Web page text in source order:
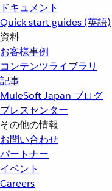
ドキュメント
Quick start guides (英語)
資料
お客様事例
コンテンツライブラリ
記事
MuleSoft Japan ブログ
プレスセンター
その他の情報
お問い合わせ
パートナー
イベント
Careers